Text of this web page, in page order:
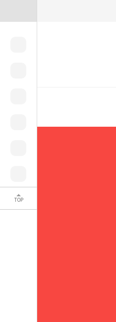
TOP